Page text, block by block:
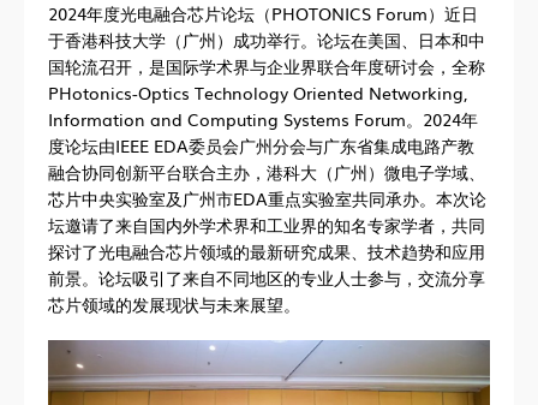
2024年度光电融合芯片论坛（PHOTONICS Forum）近日
于香港科技大学（广州）成功举行。论坛在美国、日本和中
国轮流召开，是国际学术界与企业界联合年度研讨会，全称
PHotonics-Optics Technology Oriented Networking,
Information and Computing Systems Forum。2024年
度论坛由IEEE EDA委员会广州分会与广东省集成电路产教
融合协同创新平台联合主办，港科大（广州）微电子学域、
芯片中央实验室及广州市EDA重点实验室共同承办。本次论
坛邀请了来自国内外学术界和工业界的知名专家学者，共同
探讨了光电融合芯片领域的最新研究成果、技术趋势和应用
前景。论坛吸引了来自不同地区的专业人士参与，交流分享
芯片领域的发展现状与未来展望。